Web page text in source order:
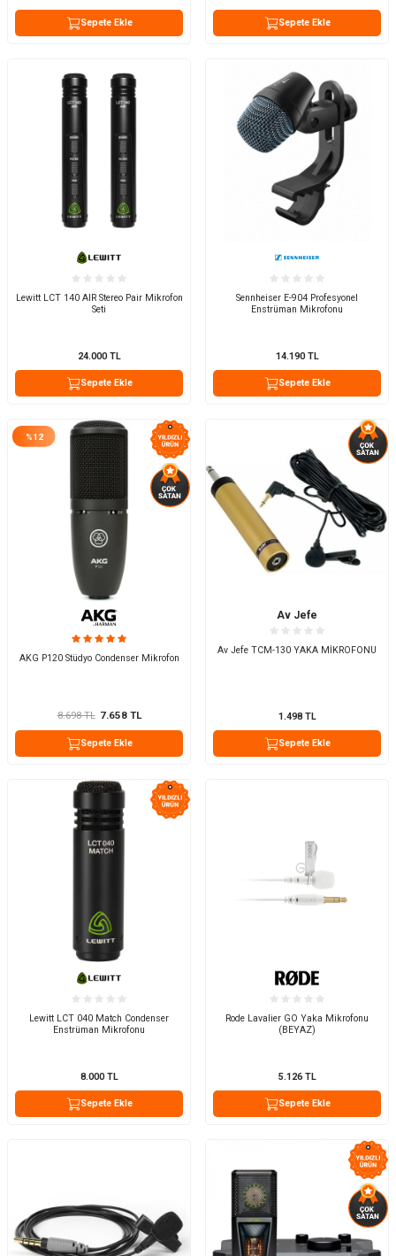
Sepete Ekle Sepete Ekle
Lewitt LCT 140 AIR Stereo Pair Mikrofon
Seti
24.000TL
Sepete Ekle
Sennheiser E-904 Profesyonel
Enstrüman Mikrofonu
14.190TL
Sepete Ekle
%12
AKG P120 Stüdyo Condenser Mikrofon
8.698TL 7.658TL
Sepete Ekle
Av Jefe
Av Jefe TCM-130 YAKA MİKROFONU
1.498TL
Sepete Ekle
Lewitt LCT 040 Match Condenser
Enstrüman Mikrofonu
8.000TL
Sepete Ekle
Rode Lavalier GO Yaka Mikrofonu
(BEYAZ)
5.126TL
Sepete Ekle